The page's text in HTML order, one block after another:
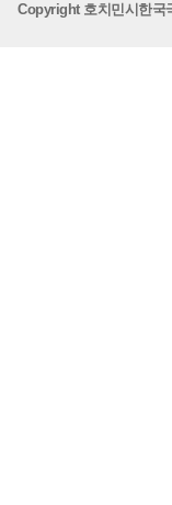
Copyright 호치민시한국